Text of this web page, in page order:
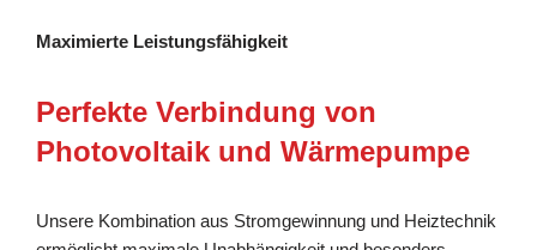
Maximierte Leistungsfähigkeit
Perfekte Verbindung von
Photovoltaik und Wärmepumpe
Unsere Kombination aus Stromgewinnung und Heiztechnik